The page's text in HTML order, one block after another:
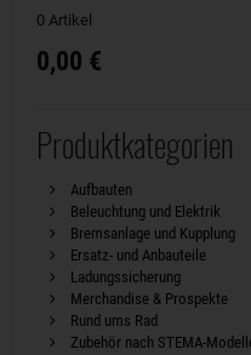
0 Artikel
0,00 €
Produktkategorien
Aufbauten
Beleuchtung und Elektrik
Bremsanlage und Kupplung
Ersatz- und Anbauteile
Ladungssicherung
Merchandise & Prospekte
Rund ums Rad
Zubehör nach STEMA-